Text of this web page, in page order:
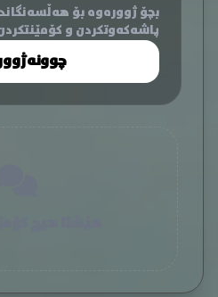
بچۆ ژوورەوە بۆ
پاشەکەوتکردن و